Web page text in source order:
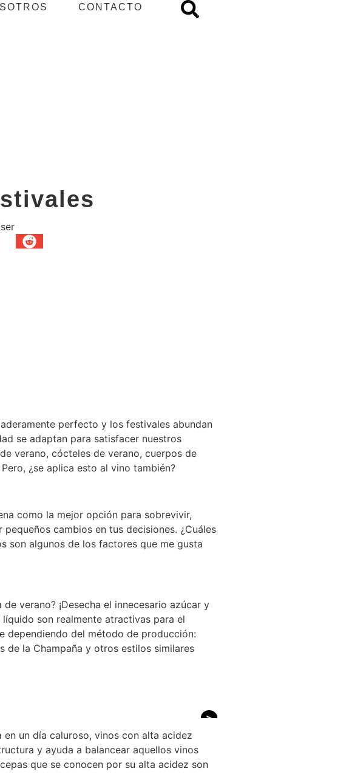
CONTACTO
perfecto y los festivales abundan
se adaptan para satisfacer nuestros
verano, cócteles de verano, cuerpos de
¿se aplica esto al vino también?
como la mejor opción para sobrevivir,
cambios en tus decisiones. ¿Cuáles
son algunos de los factores que me gusta
verano? ¡Desecha el innecesario azúcar y
son realmente atractivas para el
dependiendo del método de producción:
de la Champaña y otros estilos similares
>
un día caluroso, vinos con alta acidez
y ayuda a balancear aquellos vinos
que se conocen por su alta acidez son